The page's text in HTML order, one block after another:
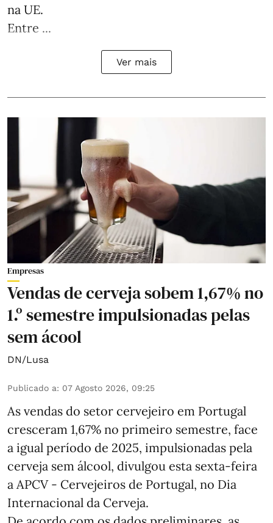
na UE.
Entre ...
Ver mais
Empresas
Vendas de cerveja sobem 1,67% no
1.º semestre impulsionadas pelas
sem ácool
DN/Lusa
Publicado a: 07 Agosto 2026, 09:25
As vendas do setor cervejeiro em Portugal
cresceram 1,67% no primeiro semestre, face
a igual período de 2025, impulsionadas pela
cerveja sem álcool, divulgou esta sexta-feira
a APCV - Cervejeiros de Portugal, no Dia
Internacional da Cerveja.